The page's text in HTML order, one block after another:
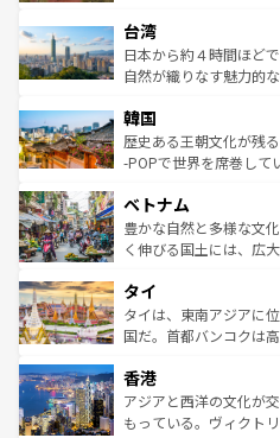
ならではの贅沢な旅のスタイルだ。 な
情報はコンテンツ一覧
れるおもてなしの心で
人々、おいしいローカ
ク、伝統的なフラダン
ワイを、存分に味わってほしい。 なお、新
はコンテンツ一覧を参
リアリーフや大陸中央
ク）、タスマニアの美
ど、見どころがたくさ
いる。アクティビティ
ビング、ハイキングな
い。オーストラリアの
参照してほしい。
台湾
日本から約４時間ほど
自然が織りなす魅力的
ン）、静ひつな山岳地
と山間の静けさが共存
驚きをもたらしてくれ
容にもいいと評判のス
が味わえる。
照してほしい。
韓国
歴史ある王朝文化が残
-POPで世界を席巻して
き、地方に足を延ばせ
できる。そして、キム
まで、さまざまな韓国
リティに包まれながら
わっ
覧を参照してほしい。
ベトナム
豊かな自然と多様な文
く伸びる国土には、広
急速な発展と共に伝統
ーチミン市のフランス
醸し出している。また
とつ。フォーやバイン
ひ現地で味わいたい。
が旅行者を迎えてくれ
タイ
タイは、東南アジアに
国だ。首都バンコクは
の活気が交差している
帯で自然と触れ合い、
いビーチでリゾート気
香港
アジアと西洋の文化が
もっている。ヴィクト